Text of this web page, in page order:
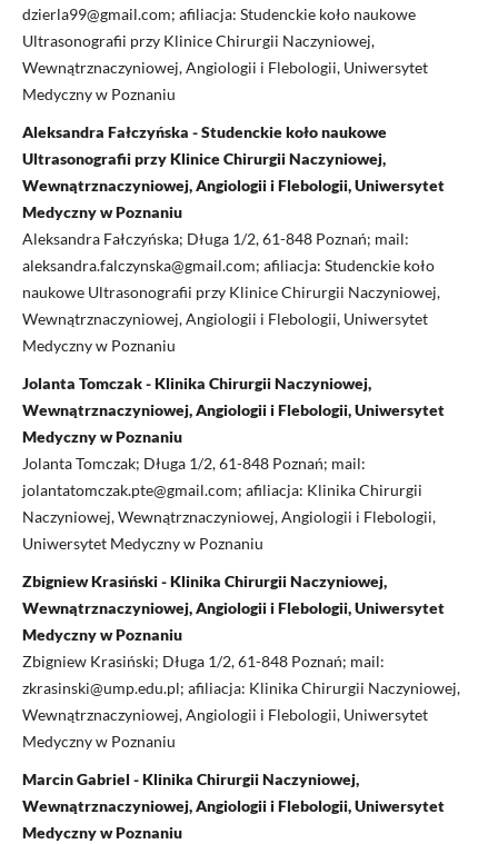
dzierla99@gmail.com; afiliacja: Studenckie koło naukowe
Ultrasonografii przy Klinice Chirurgii Naczyniowej,
Wewnątrznaczyniowej, Angiologii i Flebologii, Uniwersytet
Medyczny w Poznaniu
Aleksandra Fałczyńska - Studenckie koło naukowe
Ultrasonografii przy Klinice Chirurgii Naczyniowej,
Wewnątrznaczyniowej, Angiologii i Flebologii, Uniwersytet
Medyczny w Poznaniu
Aleksandra Fałczyńska; Długa 1/2, 61-848 Poznań; mail:
aleksandra.falczynska@gmail.com; afiliacja: Studenckie koło
naukowe Ultrasonografii przy Klinice Chirurgii Naczyniowej,
Wewnątrznaczyniowej, Angiologii i Flebologii, Uniwersytet
Medyczny w Poznaniu
Jolanta Tomczak - Klinika Chirurgii Naczyniowej,
Wewnątrznaczyniowej, Angiologii i Flebologii, Uniwersytet
Medyczny w Poznaniu
Jolanta Tomczak; Długa 1/2, 61-848 Poznań; mail:
jolantatomczak.pte@gmail.com; afiliacja: Klinika Chirurgii
Naczyniowej, Wewnątrznaczyniowej, Angiologii i Flebologii,
Uniwersytet Medyczny w Poznaniu
Zbigniew Krasiński - Klinika Chirurgii Naczyniowej,
Wewnątrznaczyniowej, Angiologii i Flebologii, Uniwersytet
Medyczny w Poznaniu
Zbigniew Krasiński; Długa 1/2, 61-848 Poznań; mail:
zkrasinski@ump.edu.pl; afiliacja: Klinika Chirurgii Naczyniowej,
Wewnątrznaczyniowej, Angiologii i Flebologii, Uniwersytet
Medyczny w Poznaniu
Marcin Gabriel - Klinika Chirurgii Naczyniowej,
Wewnątrznaczyniowej, Angiologii i Flebologii, Uniwersytet
Medyczny w Poznaniu